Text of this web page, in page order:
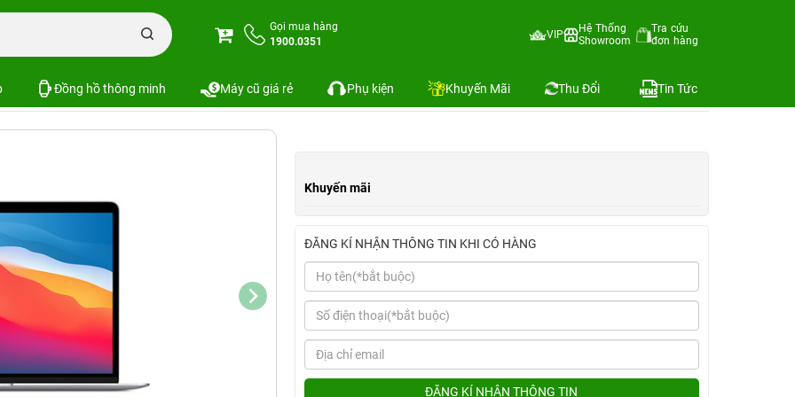
Gọi mua hàng
1900.0351
VIP
Hệ Thống
Showroom
Tra cứu
đơn hàng
Đồng hồ thông minh Máy cũ giá rẻ Phụ kiện Khuyến Mãi Thu Đổi Tin Tức
MacBook Air 2020 M1 13 inch 8GB/512GB Bạc | Chính hãng Apple Việt Nam
Bạc | Chính hãng Apple Việt Nam
Khuyến mãi
ĐĂNG KÍ NHẬN THÔNG TIN KHI CÓ HÀNG
ĐĂNG KÍ NHẬN THÔNG TIN